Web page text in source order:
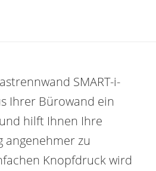
SMART-i-
Ihrer Bürowand ein
hilft Ihnen Ihre
angenehmer zu
Knopfdruck wird